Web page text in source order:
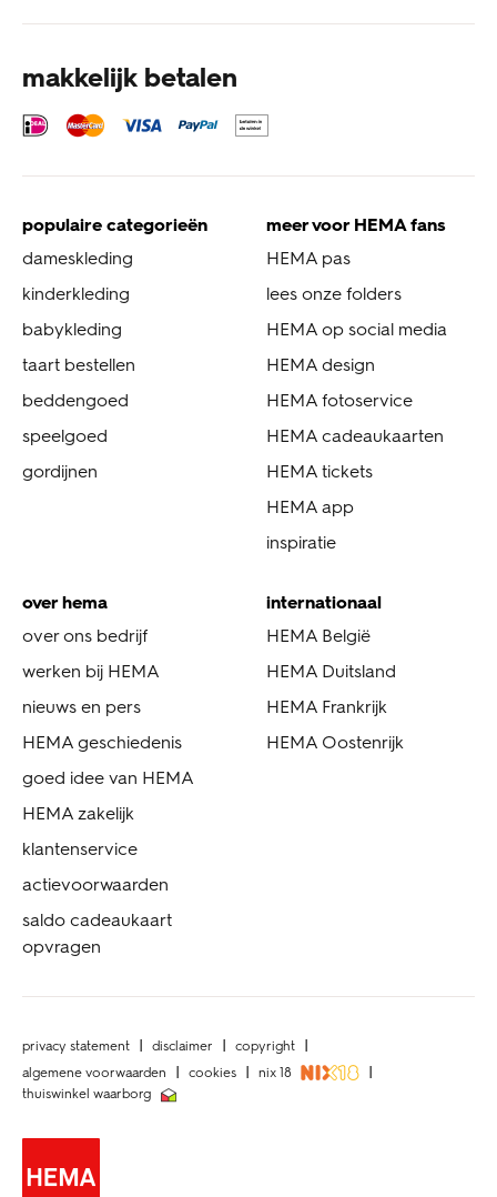
makkelijk betalen
populaire categorieën
dameskleding
kinderkleding
babykleding
taart bestellen
beddengoed
speelgoed
gordijnen
meer voor HEMA fans
HEMA pas
lees onze folders
HEMA op social media
HEMA design
HEMA fotoservice
HEMA cadeaukaarten
HEMA tickets
HEMA app
inspiratie
over hema
over ons bedrijf
werken bij HEMA
nieuws en pers
HEMA geschiedenis
goed idee van HEMA
HEMA zakelijk
klantenservice
actievoorwaarden
saldo cadeaukaart
opvragen
internationaal
HEMA België
HEMA Duitsland
HEMA Frankrijk
HEMA Oostenrijk
privacy statement disclaimer
copyright
algemene voorwaarden
cookies
nix 18
thuiswinkel waarborg